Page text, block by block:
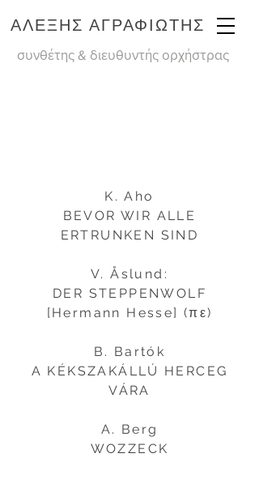
ΑΛΕΞΗΣ ΑΓΡΑΦΙΩΤΗΣ
συνθέτης & διευθυντής ορχήστρας
K. Aho
BEVOR WIR ALLE
ERTRUNKEN SIND
V. Åslund:
DER STEPPENWOLF
[Hermann Hesse] (πε)
B. Bartók
A KÉKSZAKÁLLÚ HERCEG
VÁRA
A. Berg
WOZZECK